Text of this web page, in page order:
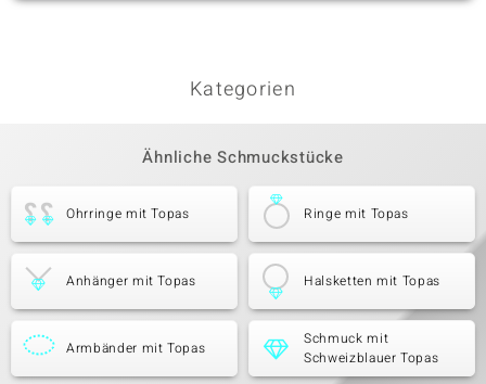
Kategorien
Ähnliche Schmuckstücke
Ohrringe mit Topas Ringe mit Topas
Anhänger mit Topas Halsketten mit Topas
Armbänder mit Topas
Schmuck mit
Schweizblauer Topas